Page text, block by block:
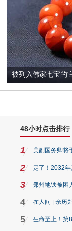
被列入佛家七宝的
48小时点击排行
1 美副国务卿将
2 定了！2032
3 郑州地铁被困
4 在人间 | 亲历
5 生命至上！第